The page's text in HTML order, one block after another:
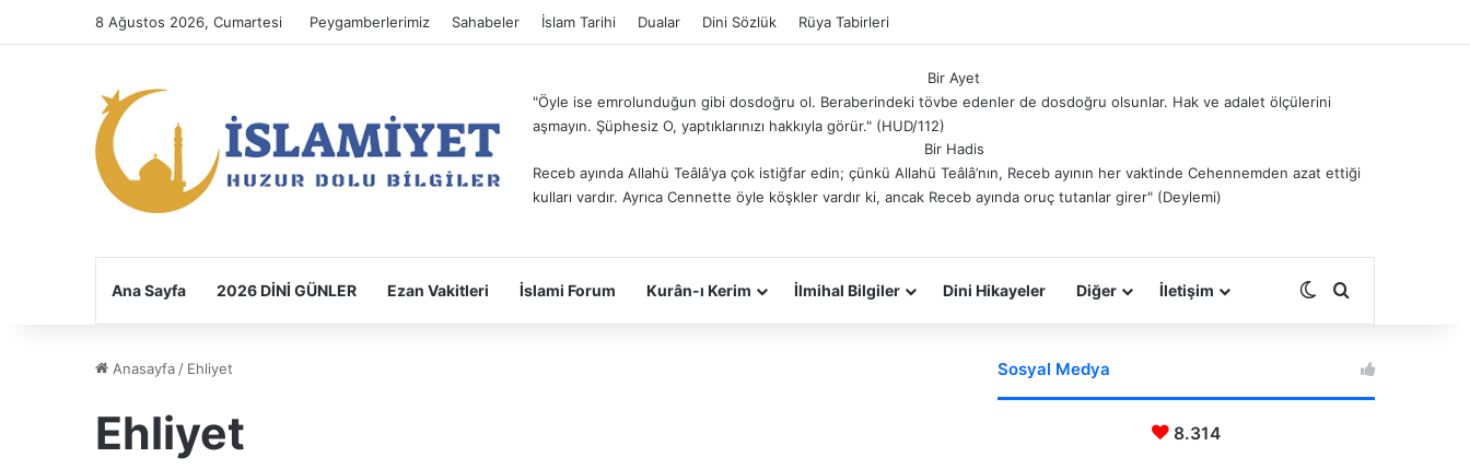
8 Ağustos 2026, Cumartesi Peygamberlerimiz Sahabeler İslam Tarihi Dualar Dini Sözlük Rüya Tabirleri
Bir Ayet
"Öyle ise emrolunduğun gibi dosdoğru ol. Beraberindeki tövbe edenler de dosdoğru olsunlar. Hak ve adalet ölçülerini
aşmayın. Şüphesiz O, yaptıklarınızı hakkıyla görür." (HUD/112)
Bir Hadis
Receb ayında Allahü Teâlâ’ya çok istiğfar edin; çünkü Allahü Teâlâ’nın, Receb ayının her vaktinde Cehennemden azat ettiği
kulları vardır. Ayrıca Cennette öyle köşkler vardır ki, ancak Receb ayında oruç tutanlar girer" (Deylemi)
Ana Sayfa 2026 DİNİ GÜNLER Ezan Vakitleri İslami Forum Kurân-ı Kerim İlmihal Bilgiler Dini Hikayeler Diğer İletişim Dış görünümü
Anasayfa / Ehliyet
Ehliyet
Sosyal Medya
8.314